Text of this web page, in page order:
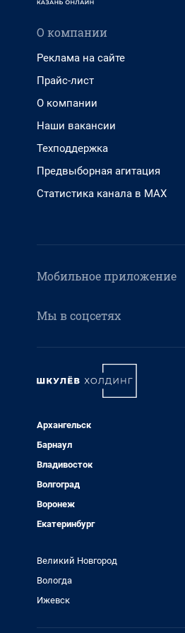
О компании
Реклама на сайте
Прайс-лист
О компании
Наши вакансии
Техподдержка
Предвыборная агитация
Статистика канала в MAX
Мобильное приложение
Мы в соцсетях
Архангельск
Барнаул
Владивосток
Волгоград
Воронеж
Екатеринбург
Великий Новгород
Вологда
Ижевск